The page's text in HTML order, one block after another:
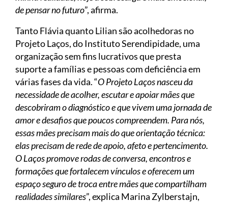
de pensar no futuro”, afirma.
Tanto Flávia quanto Lilian são acolhedoras no
Projeto Laços, do Instituto Serendipidade, uma
organização sem fins lucrativos que presta
suporte a famílias e pessoas com deficiência em
várias fases da vida. “O Projeto Laços nasceu da
necessidade de acolher, escutar e apoiar mães que
descobriram o diagnóstico e que vivem uma jornada de
amor e desafios que poucos compreendem. Para nós,
essas mães precisam mais do que orientação técnica:
elas precisam de rede de apoio, afeto e pertencimento.
O Laços promove rodas de conversa, encontros e
formações que fortalecem vínculos e oferecem um
espaço seguro de troca entre mães que compartilham
realidades similares”, explica Marina Zylberstajn,